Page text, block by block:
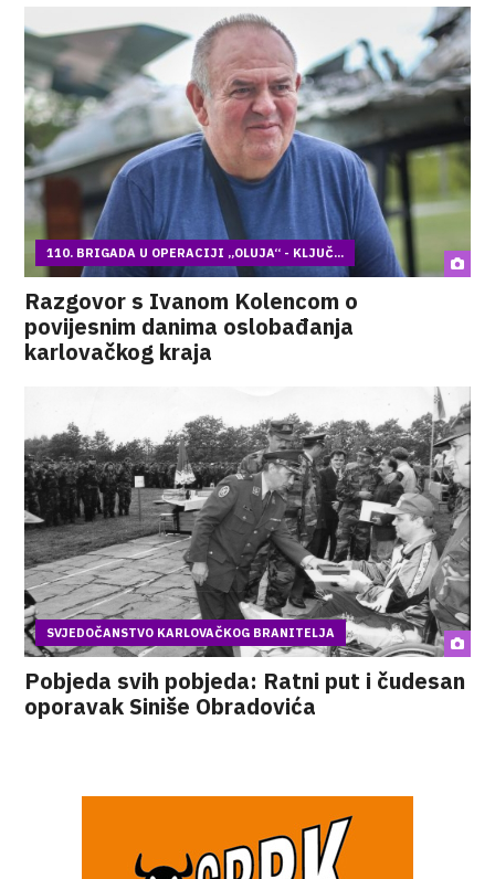
110. BRIGADA U OPERACIJI „OLUJA“ - KLJUČ...
Razgovor s Ivanom Kolencom o
povijesnim danima oslobađanja
karlovačkog kraja
SVJEDOČANSTVO KARLOVAČKOG BRANITELJA
Pobjeda svih pobjeda: Ratni put i čudesan
oporavak Siniše Obradovića